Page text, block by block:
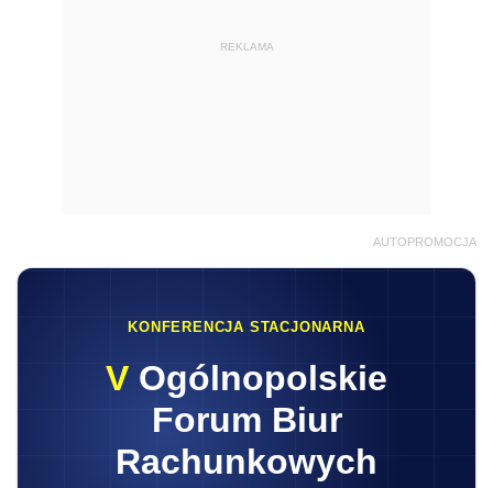
REKLAMA
AUTOPROMOCJA
KONFERENCJA STACJONARNA
V Ogólnopolskie
Forum Biur
Rachunkowych